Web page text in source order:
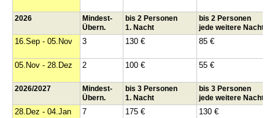
2026
Mindest-
Übern.
bis 2 Personen
1. Nacht
bis 2 Personen
jede weitere Nacht
16.Sep - 05.Nov 3 130 € 85 €
05.Nov - 28.Dez
2 100 € 55 €
2026/2027
Mindest-
Übern.
bis 3 Personen
1. Nacht
bis 3 Personen
jede weitere Nacht
28.Dez - 04.Jan 7 175 € 130 €